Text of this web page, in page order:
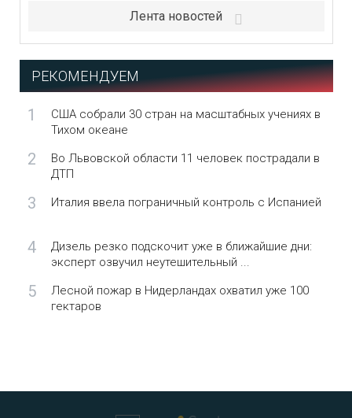
Лента новостей
РЕКОМЕНДУЕМ
1
США собрали 30 стран на масштабных учениях в
Тихом океане
2
Во Львовской области 11 человек пострадали в
ДТП
3 Италия ввела пограничный контроль с Испанией
4
Дизель резко подскочит уже в ближайшие дни:
эксперт озвучил неутешительный ...
5
Лесной пожар в Нидерландах охватил уже 100
гектаров